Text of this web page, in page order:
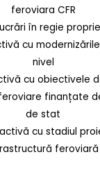
feroviara CFR
în regie proprie
cu
nivel
cu obiectivele
finanțate
de stat
cu stadiul
feroviară